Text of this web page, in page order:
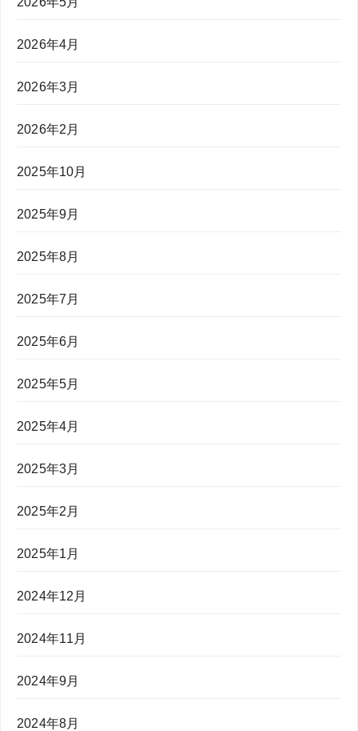
2026年4月
2026年3月
2026年2月
2025年10月
2025年9月
2025年8月
2025年7月
2025年6月
2025年5月
2025年4月
2025年3月
2025年2月
2025年1月
2024年12月
2024年11月
2024年9月
2024年8月